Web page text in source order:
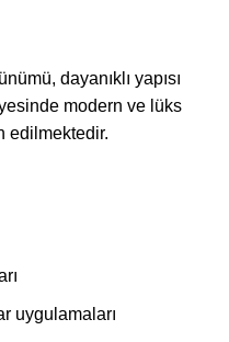
dayanıklı yapısı
modern ve lüks
edilmektedir.
uygulamaları